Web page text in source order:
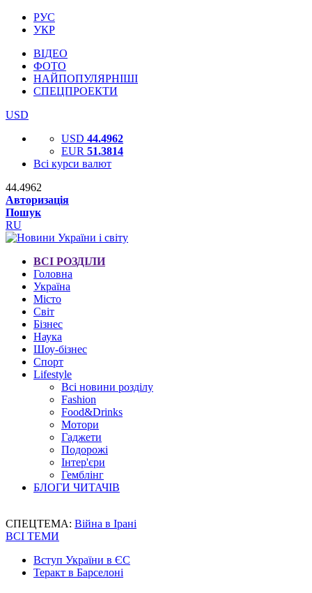
РУС
УКР
ВІДЕО
ФОТО
НАЙПОПУЛЯРНІШІ
СПЕЦПРОЕКТИ
USD
USD 44.4962
EUR 51.3814
Всі курси валют
44.4962
Авторизація
Пошук
RU
ВСІ РОЗДІЛИ
Головна
Україна
Місто
Світ
Бізнес
Наука
Шоу-бізнес
Спорт
Lifestyle
Всі новини розділу
Fashion
Food&Drinks
Мотори
Гаджети
Подорожі
Інтер'єри
Гемблінг
БЛОГИ ЧИТАЧІВ
СПЕЦТЕМА: Війна в Ірані
ВСІ ТЕМИ
Вступ України в ЄС
Теракт в Барселоні